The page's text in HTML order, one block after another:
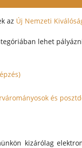
az Új Nemzeti
lehet
és
kizárólag